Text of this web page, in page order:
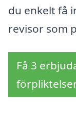
du enkelt få
revisor som
Få 3